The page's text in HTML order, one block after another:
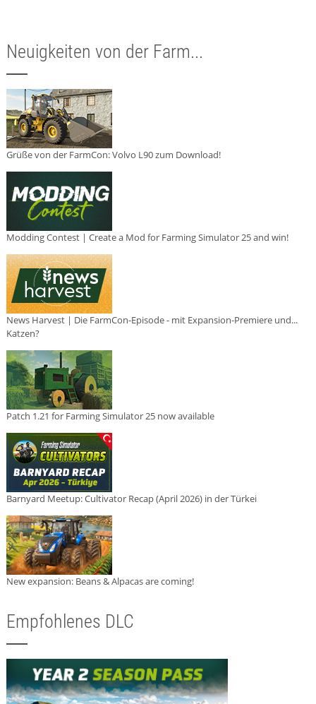
Neuigkeiten von der Farm...
Grüße von der FarmCon: Volvo L90 zum Download!
Modding Contest | Create a Mod for Farming Simulator 25 and win!
News Harvest | Die FarmCon-Episode - mit Expansion-Premiere und...
Katzen?
Patch 1.21 for Farming Simulator 25 now available
Barnyard Meetup: Cultivator Recap (April 2026) in der Türkei
New expansion: Beans & Alpacas are coming!
Empfohlenes DLC